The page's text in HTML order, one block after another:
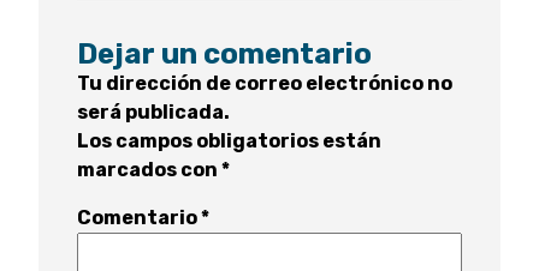
Dejar un comentario
Tu dirección de correo electrónico no
será publicada.
Los campos obligatorios están
marcados con *
Comentario*